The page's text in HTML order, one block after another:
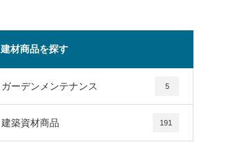
建材商品を探す
ガーデンメンテナンス 5
建築資材商品 191